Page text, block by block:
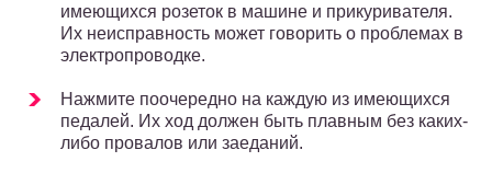
имеющихся розеток в машине и прикуривателя.
Их неисправность может говорить о проблемах в
электропроводке.
Нажмите поочередно на каждую из имеющихся
педалей. Их ход должен быть плавным без каких-
либо провалов или заеданий.